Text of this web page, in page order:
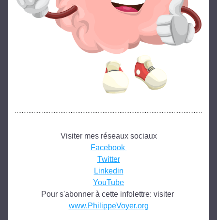
Visiter mes réseaux sociaux
Facebook
Twitter
Linkedin
YouTube
www.PhilippeVoyer.org